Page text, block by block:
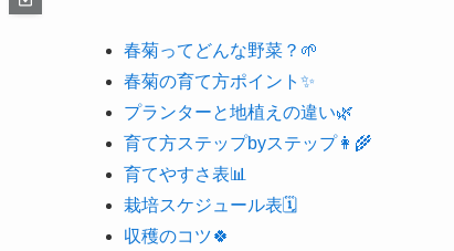
春菊ってどんな野菜？🌱
春菊の育て方ポイント✨
プランターと地植えの違い🌿
育て方ステップbyステップ👩‍🌾
育てやすさ表📊
栽培スケジュール表🗓
収穫のコツ🍀